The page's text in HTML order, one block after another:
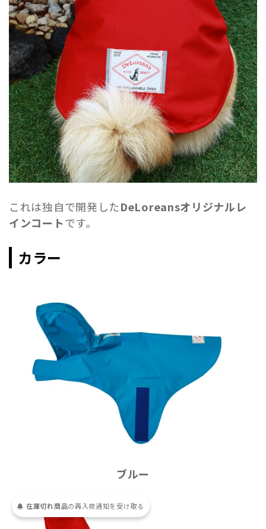
これは独自で開発したDeLoreansオリジナルレ
インコートです。
カラー
ブルー
在庫切れ商品の再入荷通知を受け取る